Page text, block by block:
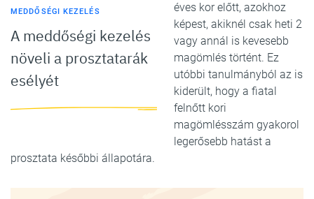
MEDDŐSÉGI KEZELÉS
A meddőségi kezelés
növeli a prosztatarák
esélyét
éves kor előtt, azokhoz
képest, akiknél csak heti 2
vagy annál is kevesebb
magömlés történt. Ez
utóbbi tanulmányból az is
kiderült, hogy a fiatal
felnőtt kori
magömlésszám gyakorol
legerősebb hatást a
prosztata későbbi állapotára.